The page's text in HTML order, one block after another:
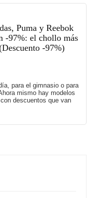
Puma y Reebok
-97%: el chollo más
-97%)
para el gimnasio o para
mismo hay modelos
descuentos que van